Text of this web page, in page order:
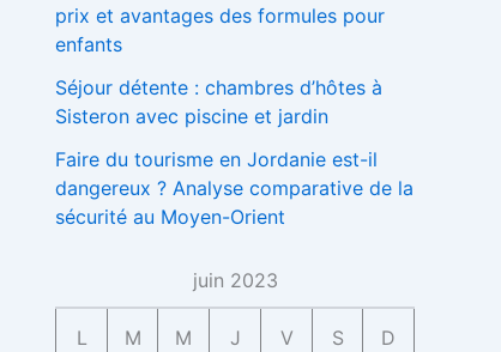
prix et avantages des formules pour
enfants
Séjour détente : chambres d’hôtes à
Sisteron avec piscine et jardin
Faire du tourisme en Jordanie est-il
dangereux ? Analyse comparative de la
sécurité au Moyen-Orient
juin 2023
L M M J V S D